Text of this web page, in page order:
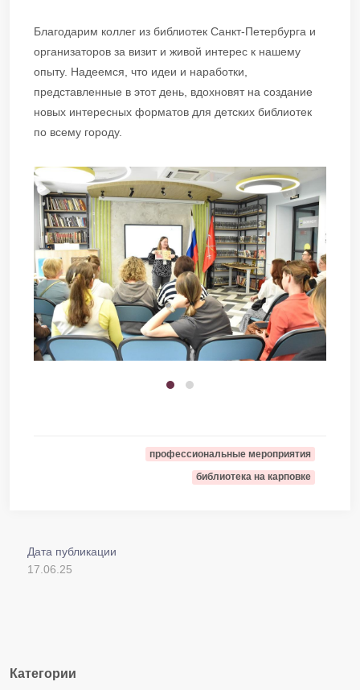
Благодарим коллег из библиотек Санкт-Петербурга и
организаторов за визит и живой интерес к нашему
опыту. Надеемся, что идеи и наработки,
представленные в этот день, вдохновят на создание
новых интересных форматов для детских библиотек
по всему городу.
профессиональные мероприятия
библиотека на карповке
Дата публикации
17.06.25
Категории